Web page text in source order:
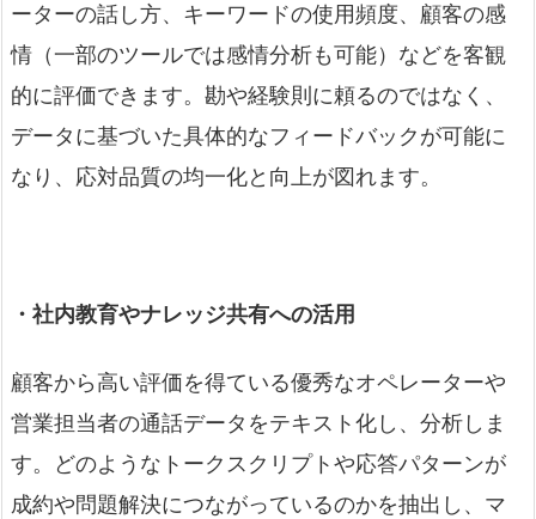
ーターの話し方、キーワードの使用頻度、顧客の感
情（一部のツールでは感情分析も可能）などを客観
的に評価できます。勘や経験則に頼るのではなく、
データに基づいた具体的なフィードバックが可能に
なり、応対品質の均一化と向上が図れます。
・社内教育やナレッジ共有への活用
顧客から高い評価を得ている優秀なオペレーターや
営業担当者の通話データをテキスト化し、分析しま
す。どのようなトークスクリプトや応答パターンが
成約や問題解決につながっているのかを抽出し、マ